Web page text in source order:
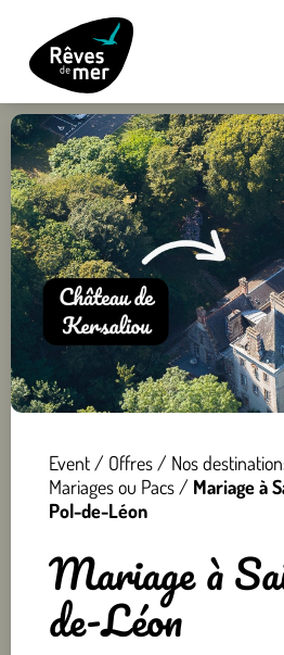
Event / Offres / Nos
Mariages ou Pacs / Mariage à
Pol-de-Léon
Mariage à
de-Léon